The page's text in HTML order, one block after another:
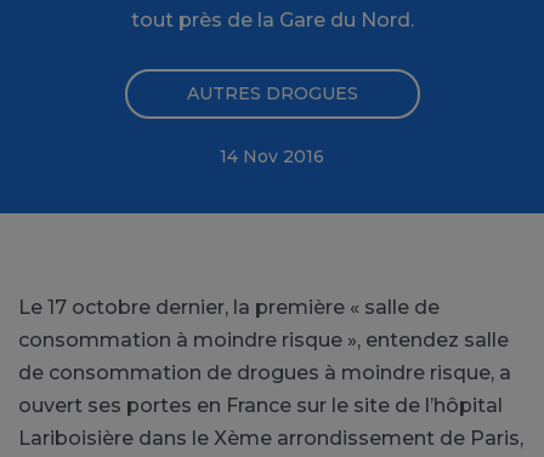
tout près de la Gare du Nord.
AUTRES DROGUES
14 Nov 2016
Le 17 octobre dernier, la première « salle de
consommation à moindre risque », entendez salle
de consommation de drogues à moindre risque, a
ouvert ses portes en France sur le site de l’hôpital
Lariboisière dans le Xème arrondissement de Paris,